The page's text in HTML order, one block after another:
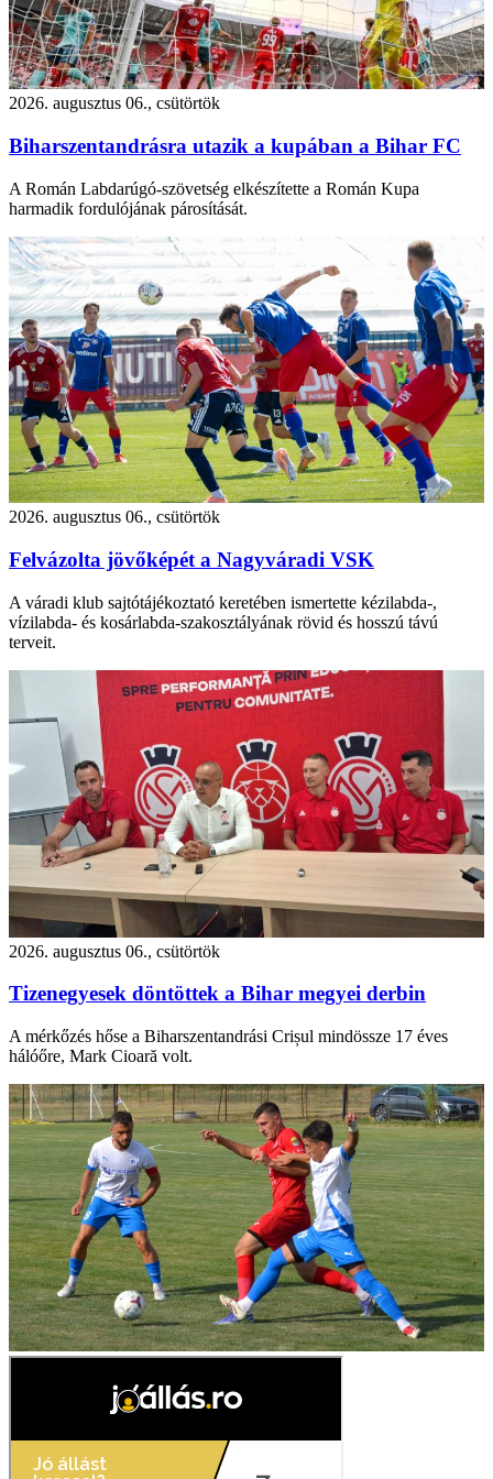
2026. augusztus 06., csütörtök
Biharszentandrásra utazik a kupában a Bihar FC
A Román Labdarúgó-szövetség elkészítette a Román Kupa
harmadik fordulójának párosítását.
2026. augusztus 06., csütörtök
Felvázolta jövőképét a Nagyváradi VSK
A váradi klub sajtótájékoztató keretében ismertette kézilabda-,
vízilabda- és kosárlabda-szakosztályának rövid és hosszú távú
terveit.
2026. augusztus 06., csütörtök
Tizenegyesek döntöttek a Bihar megyei derbin
A mérkőzés hőse a Biharszentandrási Crișul mindössze 17 éves
hálóőre, Mark Cioară volt.